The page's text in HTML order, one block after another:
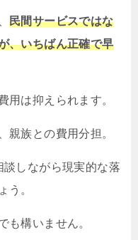
民間サービスではな
、いちばん正確で早
用は抑えられます。
親族との費用分担。
しながら現実的な落
う。
も構いません。